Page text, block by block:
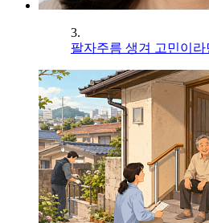
3.
팔자주름 생겨 고민이